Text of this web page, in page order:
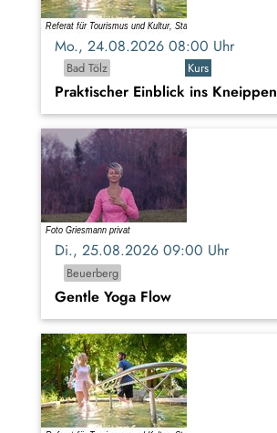
Mo., 24.08.2026 08:00 Uhr
Bad Tölz
Kurs
Praktischer Einblick ins Kneippen
Di., 25.08.2026 09:00 Uhr
Beuerberg
Gentle Yoga Flow